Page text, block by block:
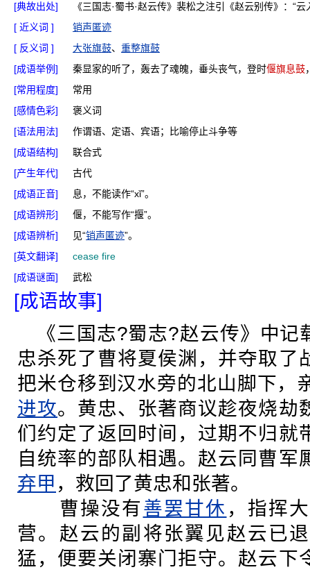
[典故出处]
《三国志·蜀书·赵云传》裴松之注引《赵云别传》：“
[ 近义词 ]
销声匿迹
[ 反义词 ]
大张旗鼓、 重整旗鼓
[成语举例]
秦显家的听了，轰去了魂魄，垂头丧气，登时偃旗息鼓
[常用程度]
常用
[感情色彩]
褒义词
[语法用法]
作谓语、定语、宾语；比喻停止斗争等
[成语结构]
联合式
[产生年代]
古代
[成语正音]
息，不能读作“xǐ”。
[成语辨形]
偃，不能写作“揠”。
[成语辨析]
见“销声匿迹”。
[英文翻译]
cease fire
[成语谜面]
武松
[成语故事]
《三国志?蜀志?赵云传》中
忠杀死了曹将夏侯渊，并夺取了
把米仓移到汉水旁的北山脚下，
进攻。黄忠、张著商议趁夜烧劫
们约定了返回时间，过期不归就
自统率的部队相遇。赵云同曹军
弃甲 ，救回了黄忠和张著。
曹操没有善罢甘休 ，指挥
营。赵云的副将张翼见赵云已
猛，便要关闭寨门拒守。赵云下